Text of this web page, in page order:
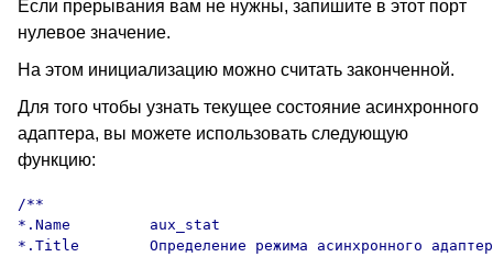
Если прерывания вам не нужны, запишите в этот порт
нулевое значение.
На этом инициализацию можно считать законченной.
Для того чтобы узнать текущее состояние асинхронного
адаптера, вы можете использовать следующую
функцию:
/**
*.Name         aux_stat
*.Title        Определение режима асинхронного